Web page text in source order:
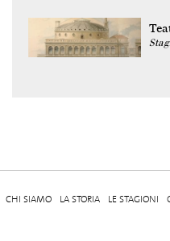
CHI SIAMO LA STORIA LE STAGIONI